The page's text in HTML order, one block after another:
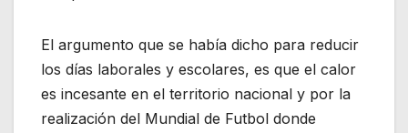
El argumento que se había dicho para reducir
los días laborales y escolares, es que el calor
es incesante en el territorio nacional y por la
realización del Mundial de Futbol donde